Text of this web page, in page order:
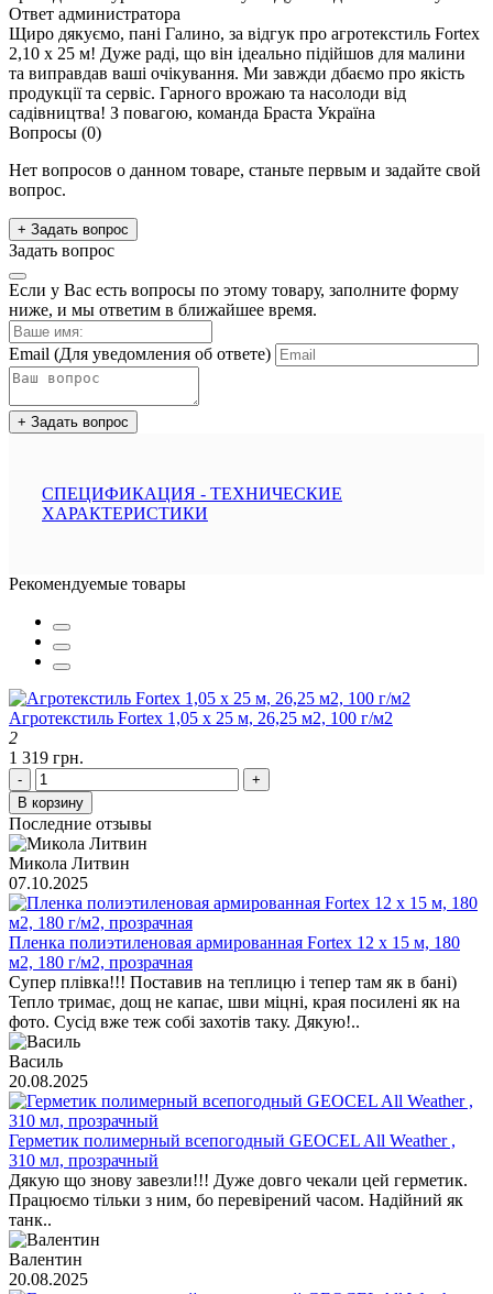
Ответ администратора
Щиро дякуємо, пані Галино, за відгук про агротекстиль Fortex
2,10 х 25 м! Дуже раді, що він ідеально підійшов для малини
та виправдав ваші очікування. Ми завжди дбаємо про якість
продукції та сервіс. Гарного врожаю та насолоди від
садівництва! З повагою, команда Браста Україна
Вопросы (0)
Нет вопросов о данном товаре, станьте первым и задайте свой
вопрос.
+ Задать вопрос
Задать вопрос
Если у Вас есть вопросы по этому товару, заполните форму
ниже, и мы ответим в ближайшее время.
Email (Для уведомления об ответе)
+ Задать вопрос
СПЕЦИФИКАЦИЯ - ТЕХНИЧЕСКИЕ
ХАРАКТЕРИСТИКИ
Рекомендуемые товары
Агротекстиль Fortex 1,05 х 25 м, 26,25 м2, 100 г/м2
2
1 319 грн.
-
+
В корзину
Последние отзывы
Микола Литвин
07.10.2025
Пленка полиэтиленовая армированная Fortex 12 х 15 м, 180
м2, 180 г/м2, прозрачная
Супер плівка!!! Поставив на теплицю і тепер там як в бані)
Тепло тримає, дощ не капає, шви міцні, края посилені як на
фото. Сусід вже теж собі захотів таку. Дякую!..
Василь
20.08.2025
Герметик полимерный всепогодный GEOCEL All Weather ,
310 мл, прозрачный
Дякую що знову завезли!!! Дуже довго чекали цей герметик.
Працюємо тільки з ним, бо перевірений часом. Надійний як
танк..
Валентин
20.08.2025